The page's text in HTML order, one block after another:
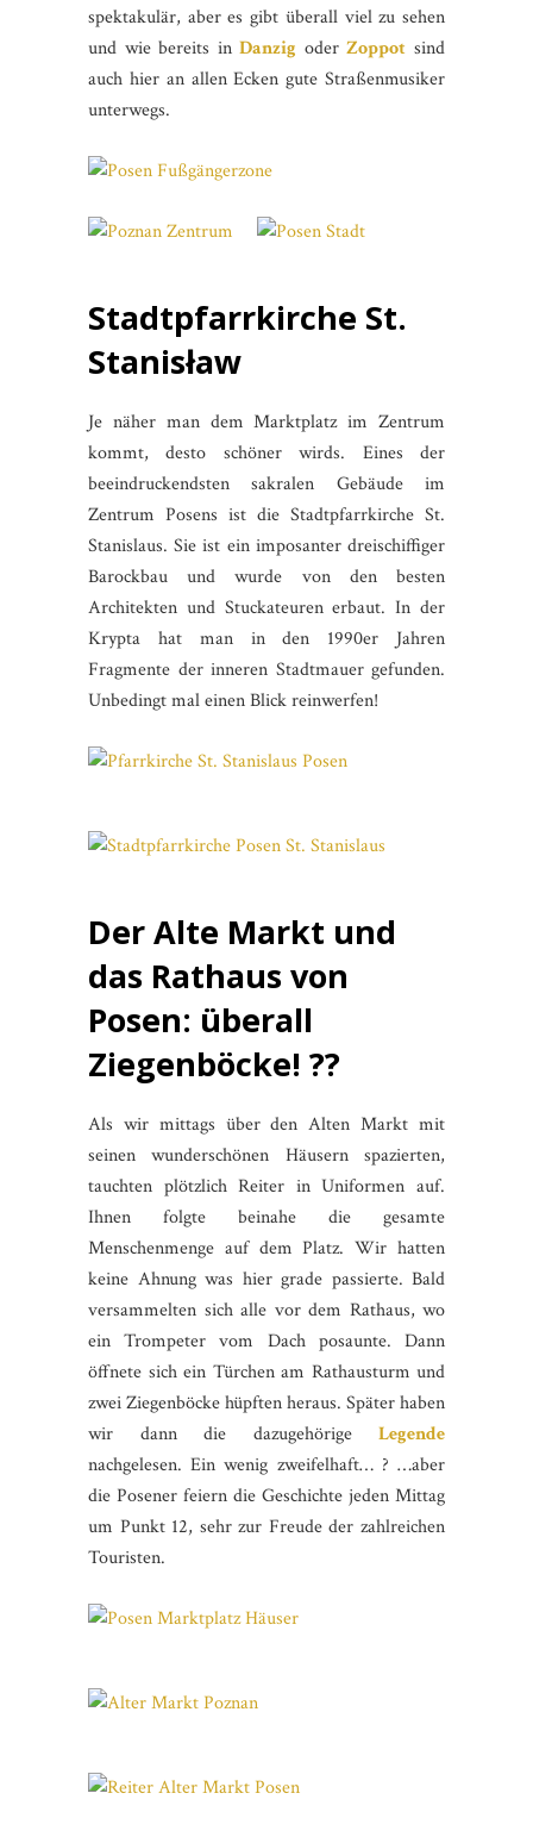
spektakulär, aber es gibt überall viel zu sehen
und wie bereits inDanzig oderZoppot sind
auch hier an allen Ecken gute Straßenmusiker
unterwegs.
Stadtpfarrkirche St.
Stanisław
Je näher man dem Marktplatz im Zentrum
kommt, desto schöner wirds. Eines der
beeindruckendsten sakralen Gebäude im
Zentrum Posens ist die Stadtpfarrkirche St.
Stanislaus. Sie ist ein imposanter dreischiffiger
Barockbau und wurde von den besten
Architekten und Stuckateuren erbaut. In der
Krypta hat man in den 1990er Jahren
Fragmente der inneren Stadtmauer gefunden.
Unbedingt mal einen Blick reinwerfen!
Der Alte Markt und
das Rathaus von
Posen: überall
Ziegenböcke! ??
Als wir mittags über den Alten Markt mit
seinen wunderschönen Häusern spazierten,
tauchten plötzlich Reiter in Uniformen auf.
Ihnen folgte beinahe die gesamte
Menschenmenge auf dem Platz. Wir hatten
keine Ahnung was hier grade passierte. Bald
versammelten sich alle vor dem Rathaus, wo
ein Trompeter vom Dach posaunte. Dann
öffnete sich ein Türchen am Rathausturm und
zwei Ziegenböcke hüpften heraus. Später haben
wir dann die dazugehörige Legende
nachgelesen. Ein wenig zweifelhaft… ? …aber
die Posener feiern die Geschichte jeden Mittag
um Punkt 12, sehr zur Freude der zahlreichen
Touristen.